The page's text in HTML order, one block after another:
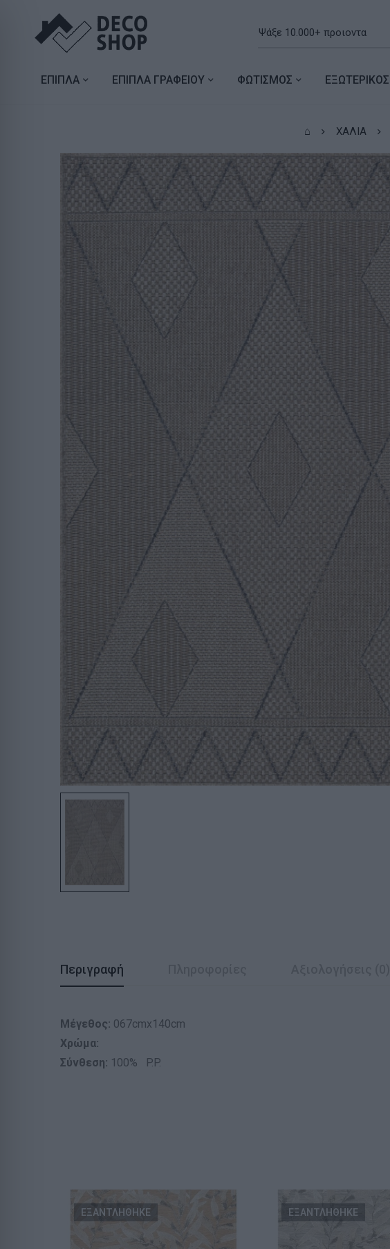
ΕΠΙΠΛΑ ΕΠΙΠΛΑ ΓΡΑΦΕΙΟΥ ΦΩΤΙΣΜΟΣ
⌂ ΧΑΛΙΑ
Περιγραφή
Μέγεθος: 067cmx140cm
Χρώμα:
Σύνθεση: 100% P.P.
ΕΞΑΝΤΛΗΘΗΚΕ ΕΞΑΝΤΛΗΘΗΚΕ